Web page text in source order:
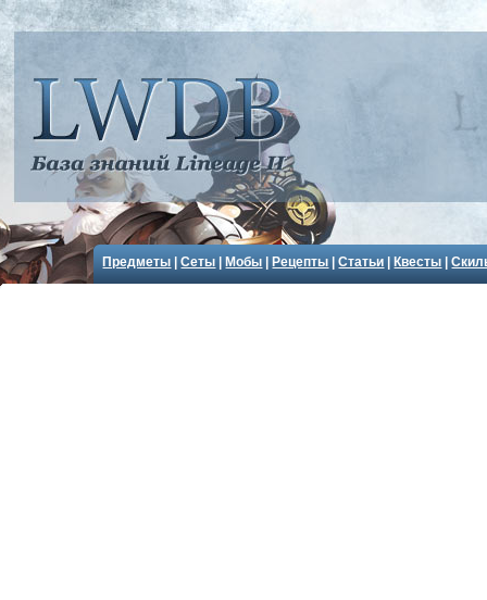
Предметы |Сеты Мобы Рецепты |Статьи Квесты |